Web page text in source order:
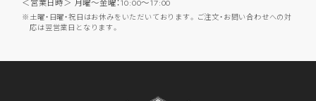
＜営業日時＞ 月曜～金曜：10:00～17:00
土曜・日曜・祝日はお休みをいただいております。ご注文・お問い合わせへの対
応は翌営業日となります。